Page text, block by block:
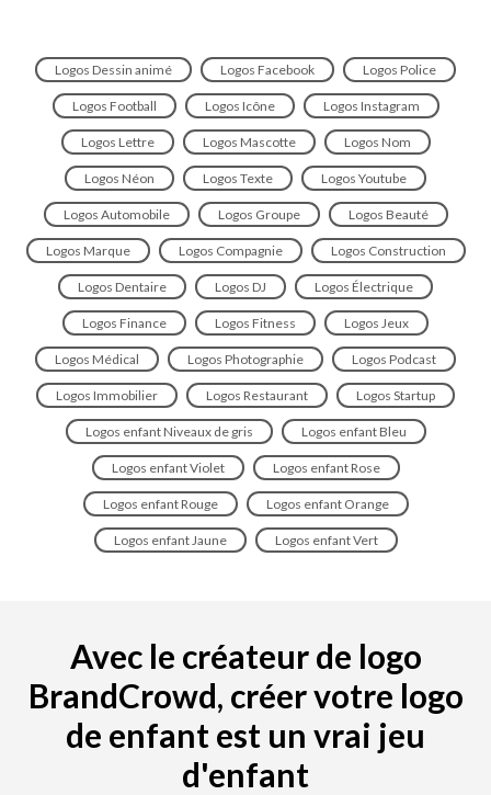
Logos Dessin animé Logos Facebook Logos Police
Logos Football Logos Icône Logos Instagram
Logos Lettre Logos Mascotte Logos Nom
Logos Néon Logos Texte Logos Youtube
Logos Automobile Logos Groupe Logos Beauté
Logos Marque Logos Compagnie Logos Construction
Logos Dentaire Logos DJ Logos Électrique
Logos Finance Logos Fitness Logos Jeux
Logos Médical Logos Photographie Logos Podcast
Logos Immobilier Logos Restaurant Logos Startup
Logos enfant Niveaux de gris Logos enfant Bleu
Logos enfant Violet Logos enfant Rose
Logos enfant Rouge Logos enfant Orange
Logos enfant Jaune Logos enfant Vert
Avec le créateur de logo
BrandCrowd, créer votre logo
de enfant est un vrai jeu
d'enfant